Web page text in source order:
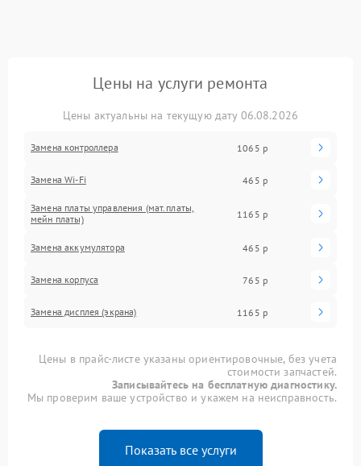
Цены на услуги ремонта
Цены актуальны на текущую дату 06.08.2026
Замена контроллера 1065 р
Замена Wi-Fi 465 р
Замена платы управления (мат.платы,
мейн платы)
1165 р
Замена аккумулятора 465 р
Замена корпуса 765 р
Замена дисплея (экрана) 1165 р
Цены в прайс-листе указаны ориентировочные, без учета
стоимости запчастей.
Записывайтесь на бесплатную диагностику.
Мы проверим ваше устройство и укажем на неисправность.
Показать все услуги